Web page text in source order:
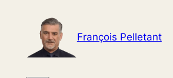
contenu
François Pelletant